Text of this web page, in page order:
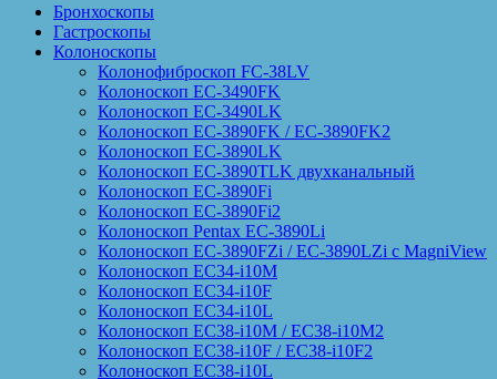
Бронхоскопы
Гастроскопы
Колоноскопы
Колонофиброскоп FC-38LV
Колоноскоп EC-3490FK
Колоноскоп EC-3490LK
Колоноскоп EC-3890FK / EC-3890FK2
Колоноскоп EC-3890LK
Колоноскоп EC-3890TLK двухканальный
Колоноскоп EC-3890Fi
Колоноскоп EC-3890Fi2
Колоноскоп Pentax EC-3890Li
Колоноскоп EC-3890FZi / EC-3890LZi с MagniView
Колоноскоп EC34-i10M
Колоноскоп EC34-i10F
Колоноскоп EC34-i10L
Колоноскоп EC38-i10M / EC38-i10M2
Колоноскоп EC38-i10F / EC38-i10F2
Колоноскоп EC38-i10L